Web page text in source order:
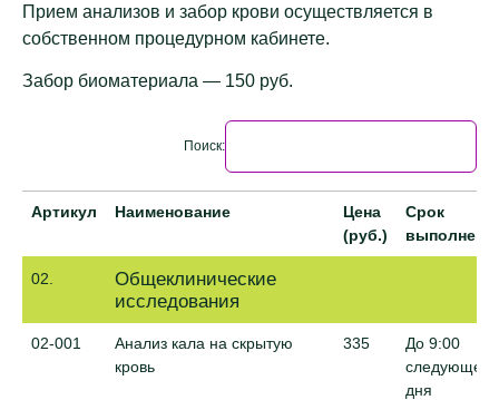
Прием анализов и забор крови осуществляется в
собственном процедурном кабинете.
Забор биоматериала — 150 руб.
Поиск:
Артикул Наименование
Цена
(руб.)
Срок
02.
Общеклинические
исследования
02-001
Анализ кала на скрытую
кровь
335
До 9:00
следующего
дня